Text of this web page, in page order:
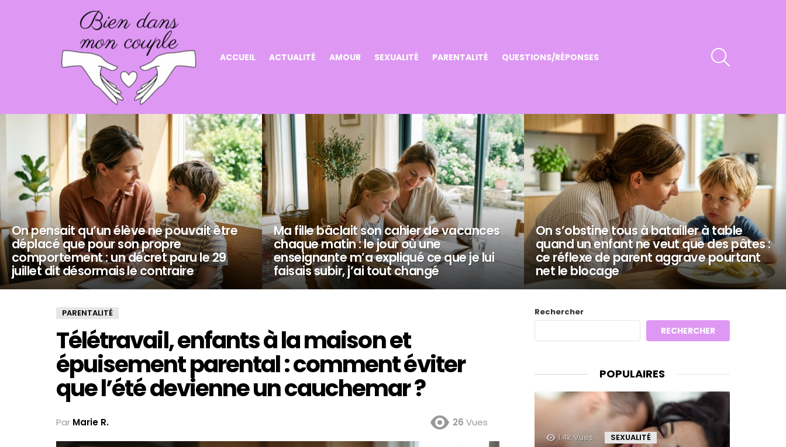
ACCUEIL ACTUALITÉ AMOUR SEXUALITÉ PARENTALITÉ QUESTIONS/RÉPONSES
On pensait qu’un élève ne pouvait être
déplacé que pour son propre
comportement : un décret paru le 29
juillet dit désormais le contraire
Ma fille bâclait son cahier de vacances
chaque matin : le jour où une
enseignante m’a expliqué ce que je lui
faisais subir, j’ai tout changé
On s’obstine tous à batailler à table
quand un enfant ne veut que des pâtes :
ce réflexe de parent aggrave pourtant
net le blocage
PARENTALITÉ
Télétravail, enfants à la maison et
épuisement parental : comment éviter
que l’été devienne un cauchemar ?
Par Marie R. 26 Vues
Rechercher
RECHERCHER
POPULAIRES
1.4k Vues SEXUALITÉ